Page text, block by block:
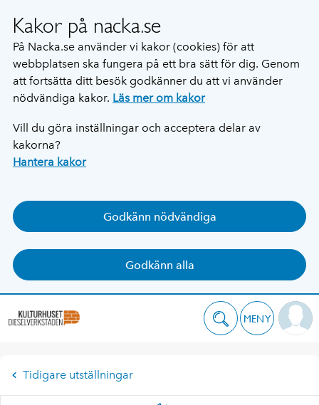
Kakor på nacka.se
På Nacka.se använder vi kakor (cookies) för att
webbplatsen ska fungera på ett bra sätt för dig. Genom
att fortsätta ditt besök godkänner du att vi använder
nödvändiga kakor. Läs mer om kakor
Vill du göra inställningar och acceptera delar av
kakorna?
Hantera kakor
Godkänn nödvändiga
Godkänn alla
MENY
Tidigare utställningar